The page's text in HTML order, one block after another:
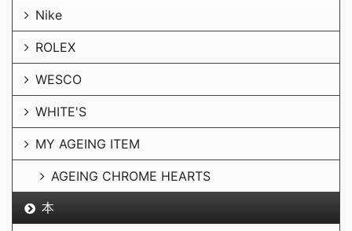
Nike
ROLEX
WESCO
WHITE'S
MY AGEING ITEM
AGEING CHROME HEARTS
本